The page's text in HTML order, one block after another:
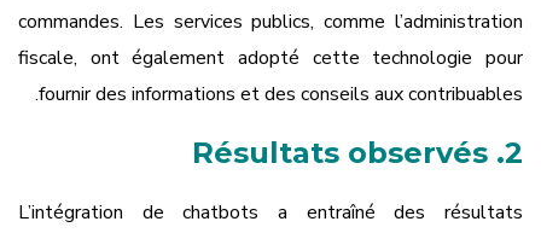
commandes. Les services publics, comme l’administration
fiscale, ont également adopté cette technologie pour
fournir des informations et des conseils aux contribuables.
2. Résultats observés
L’intégration de chatbots a entraîné des résultats